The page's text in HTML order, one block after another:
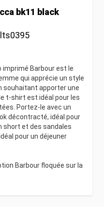
bk11 black
lts0395
imprimé Barbour est le
qui apprécie un style
apporter une
t-shirt est idéal pour les
Portez-le avec un
décontracté, idéal pour
short et des sandales
pour un déjeuner
Barbour floquée sur la